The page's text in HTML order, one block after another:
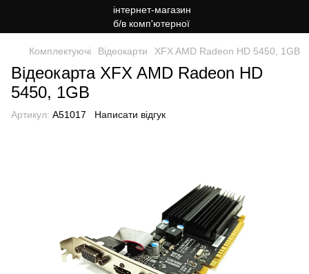
Комплектуючі Відеокарти XFX AMD Radeon HD 5450, 1GB
Відеокарта XFX AMD Radeon HD
5450, 1GB
Артикул: A51017 Написати відгук